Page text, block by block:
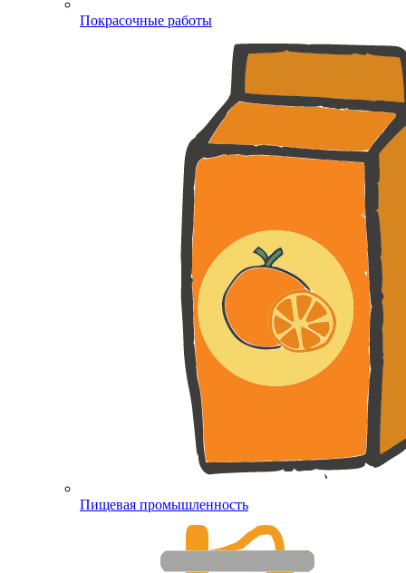
Покрасочные работы
Пищевая промышленность